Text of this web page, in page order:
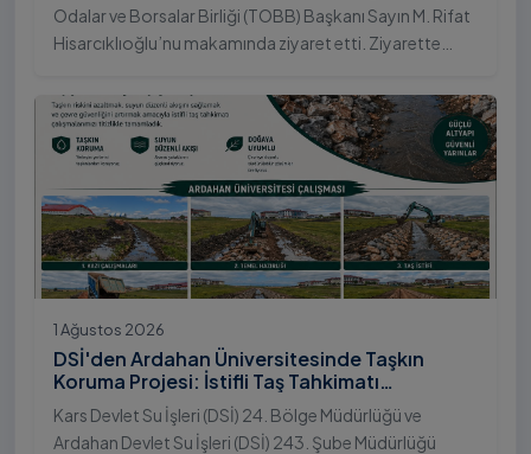
Odalar ve Borsalar Birliği (TOBB) Başkanı Sayın M. Rifat
Hisarcıklıoğlu’nu makamında ziyaret etti. Ziyarette
Emiroğlu Hanımefendi eşlik etti.
1 Ağustos 2026
DSİ'den Ardahan Üniversitesinde Taşkın
Koruma Projesi: İstifli Taş Tahkimatı
Çalışmaları Tamamlandı
Kars Devlet Su İşleri (DSİ) 24. Bölge Müdürlüğü ve
Ardahan Devlet Su İşleri (DSİ) 243. Şube Müdürlüğü